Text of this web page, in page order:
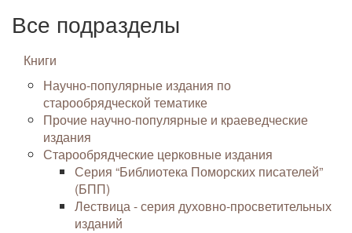
Все подразделы
Книги
Научно-популярные издания по
старообрядческой тематике
Прочие научно-популярные и краеведческие
издания
Старообрядческие церковные издания
Серия “Библиотека Поморских писателей”
(БПП)
Лествица - серия духовно-просветительных
изданий